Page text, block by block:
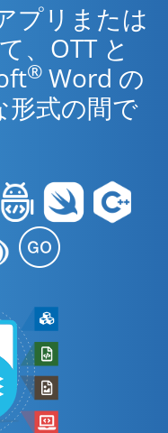
プリまたは
、OTT と
® Word の
形式の間で